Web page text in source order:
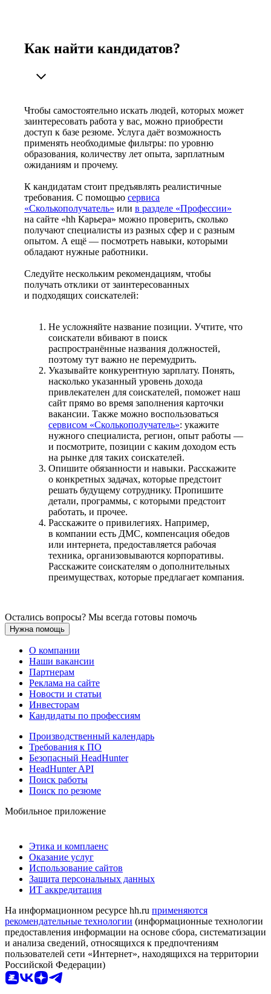
Как найти кандидатов?
Чтобы самостоятельно искать людей, которых может
заинтересовать работа у вас, можно приобрести
доступ к базе резюме. Услуга даёт возможность
применять необходимые фильтры: по уровню
образования, количеству лет опыта, зарплатным
ожиданиям и прочему.
К кандидатам стоит предъявлять реалистичные
требования. С помощью сервиса
«Сколькополучатель» или в разделе «Профессии»
на сайте «hh Карьера» можно проверить, сколько
получают специалисты из разных сфер и с разным
опытом. А ещё — посмотреть навыки, которыми
обладают нужные работники.
Следуйте нескольким рекомендациям, чтобы
получать отклики от заинтересованных
и подходящих соискателей:
Не усложняйте название позиции. Учтите, что
соискатели вбивают в поиск
распространённые названия должностей,
поэтому тут важно не перемудрить.
Указывайте конкурентную зарплату. Понять,
насколько указанный уровень дохода
привлекателен для соискателей, поможет наш
сайт прямо во время заполнения карточки
вакансии. Также можно воспользоваться
сервисом «Сколькополучатель»: укажите
нужного специалиста, регион, опыт работы —
и посмотрите, позиции с каким доходом есть
на рынке для таких соискателей.
Опишите обязанности и навыки. Расскажите
о конкретных задачах, которые предстоит
решать будущему сотруднику. Пропишите
детали, программы, с которыми предстоит
работать, и прочее.
Расскажите о привилегиях. Например,
в компании есть ДМС, компенсация обедов
или интернета, предоставляется рабочая
техника, организовываются корпоративы.
Расскажите соискателям о дополнительных
преимуществах, которые предлагает компания.
Остались вопросы? Мы всегда готовы помочь
Нужна помощь
О компании
Наши вакансии
Партнерам
Реклама на сайте
Новости и статьи
Инвесторам
Кандидаты по профессиям
Производственный календарь
Требования к ПО
Безопасный HeadHunter
HeadHunter API
Поиск работы
Поиск по резюме
Мобильное приложение
Этика и комплаенс
Оказание услуг
Использование сайтов
Защита персональных данных
ИТ аккредитация
На информационном ресурсе hh.ru применяются
рекомендательные технологии (информационные технологии
предоставления информации на основе сбора, систематизации
и анализа сведений, относящихся к предпочтениям
пользователей сети «Интернет», находящихся на территории
Российской Федерации)